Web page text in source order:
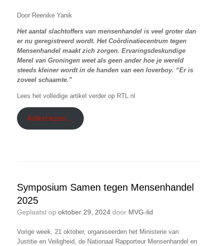
Door Reenike Yanik
Het aantal slachtoffers van mensenhandel is veel groter dan
er nu geregistreerd wordt. Het Coördinatiecentrum tegen
Mensenhandel maakt zich zorgen. Ervaringsdeskundige
Merel van Groningen weet als geen ander hoe je wereld
steeds kleiner wordt in de handen van een loverboy. “Er is
zoveel schaamte.”
Lees het volledige artikel verder op RTL.nl
Artikel lezen…
Symposium Samen tegen Mensenhandel
2025
Geplaatst op oktober 29, 2024 door MVG-lid
Vorige week, 21 oktober, organiseerden het Ministerie van
Justitie en Veiligheid, de Nationaal Rapporteur Mensenhandel en